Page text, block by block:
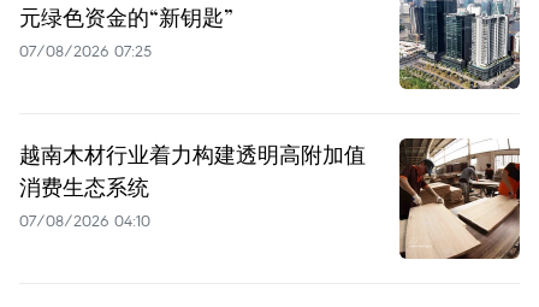
元绿色资金的“新钥匙”
07/08/2026 07:25
越南木材行业着力构建透明高附加值
消费生态系统
07/08/2026 04:10